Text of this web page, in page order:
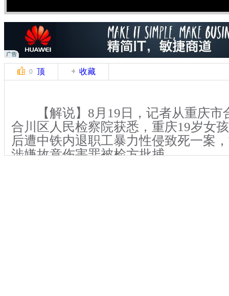
0 顶 收藏
【解说】8月19日，记者从重庆市
合川区人民检察院获悉，重庆19岁女
后遭中铁内退职工暴力性侵致死一案
涉嫌故意伤害罪被检方批捕。